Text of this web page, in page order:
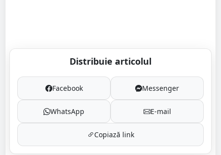
Distribuie articolul
Facebook Messenger
WhatsApp E-mail
Copiază link